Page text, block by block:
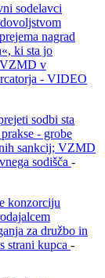
sodelavci
nagrad
ki sta jo
VZMD v
- VIDEO
sodbi sta
- grobe
sankcij; VZMD
sodišča -
konzorciju
za družbo in
strani kupca -